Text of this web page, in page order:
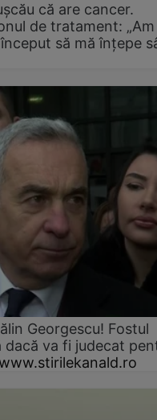
că are cancer.
de tratament:
să mă înțepe
Georgescu! Fostul
va fi judecat